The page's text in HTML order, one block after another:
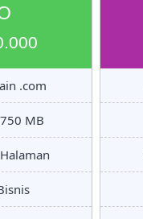
.com
MB